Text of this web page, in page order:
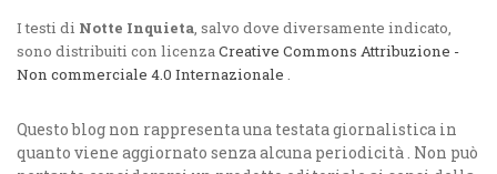
I testi di Notte Inquieta, salvo dove diversamente indicato,
sono distribuiti con licenzaCreative Commons Attribuzione -
Non commerciale 4.0 Internazionale .
Questo blog non rappresenta una testata giornalistica in
quanto viene aggiornato senza alcuna periodicità . Non può